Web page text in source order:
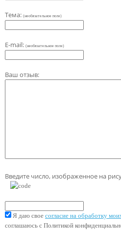
Тема: (необязательное поле)
E-mail: (необязательное поле)
Ваш отзыв:
Введите число, изображенное на
Я даю свое согласие на обработку
соглашаюсь с Политикой